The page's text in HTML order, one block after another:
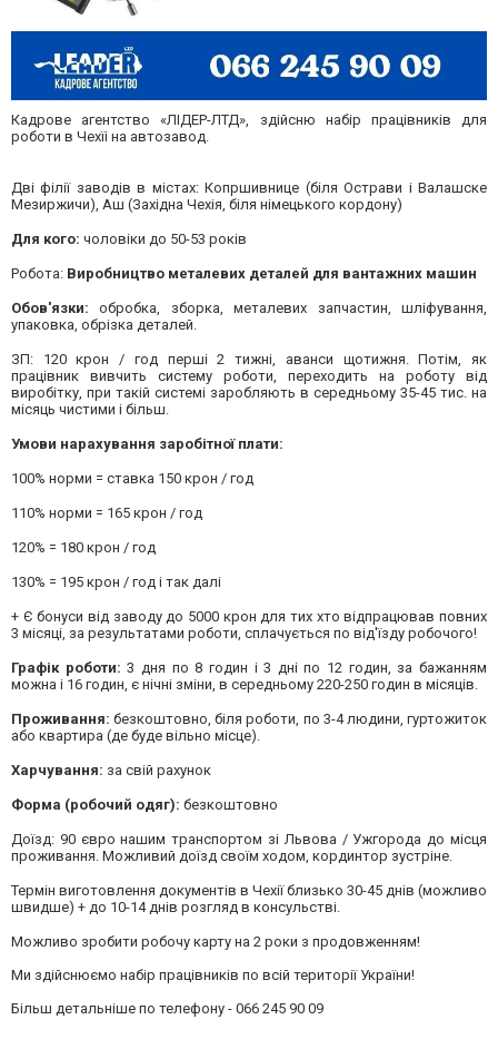
Кадрове агентство «ЛІДЕР-ЛТД», здійсню набір працівників для
роботи в Чехїі на автозавод.
Дві філії заводів в містах: Копршивнице (біля Острави і Валашске
Мезиржичи), Аш (Західна Чехія, біля німецького кордону)
Для кого: чоловіки до 50-53 років
Робота: Виробництво металевих деталей для вантажних машин
Обов'язки: обробка, зборка, металевих запчастин, шліфування,
упаковка, обрізка деталей.
ЗП: 120 крон / год перші 2 тижні, аванси щотижня. Потім, як
працівник вивчить систему роботи, переходить на роботу від
виробітку, при такій системі заробляють в середньому 35-45 тис. на
місяць чистими і більш.
Умови нарахування заробітної плати:
100% норми = ставка 150 крон / год
110% норми = 165 крон / год
120% = 180 крон / год
130% = 195 крон / год і так далі
+ Є бонуси від заводу до 5000 крон для тих хто відпрацював повних
3 місяці, за результатами роботи, сплачується по від'їзду робочого!
Графік роботи: 3 дня по 8 годин і 3 дні по 12 годин, за бажанням
можна і 16 годин, є нічні зміни, в середньому 220-250 годин в місяців.
Проживання: безкоштовно, біля роботи, по 3-4 людини, гуртожиток
або квартира (де буде вільно місце).
Харчування: за свій рахунок
Форма (робочий одяг): безкоштовно
Доїзд: 90 євро нашим транспортом зі Львова / Ужгорода до місця
проживання. Можливий доїзд своїм ходом, кординтор зустріне.
Термін виготовлення документів в Чехії близько 30-45 днів (можливо
швидше) + до 10-14 днів розгляд в консульстві.
Можливо зробити робочу карту на 2 роки з продовженням!
Ми здійснюємо набір працівників по всій території України!
Більш детальніше по телефону - 066 245 90 09